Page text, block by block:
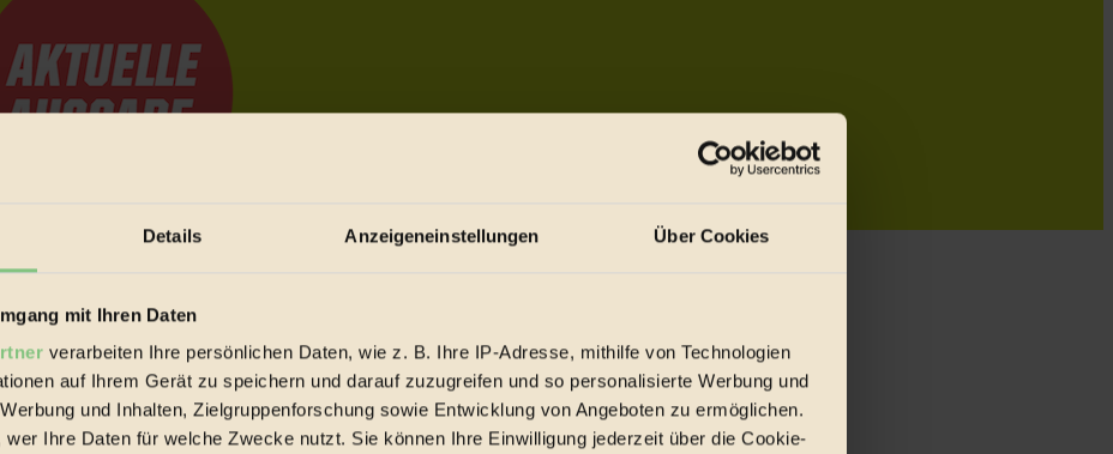
Details Anzeigeneinstellungen Über Cookies
mit Ihren Daten
verarbeiten Ihre persönlichen Daten, wie z. B. Ihre IP-Adresse, mithilfe von Technologien
auf Ihrem Gerät zu speichern und darauf zuzugreifen und so personalisierte Werbung und
und Inhalten, Zielgruppenforschung sowie Entwicklung von Angeboten zu ermöglichen.
wer Ihre Daten für welche Zwecke nutzt. Sie können Ihre Einwilligung jederzeit über die Cookie-
Bewegungen festzuhalten.
vorbeischauen.
inziwschen oft zu Hause.
voll wieder zu dir zurückkommen.